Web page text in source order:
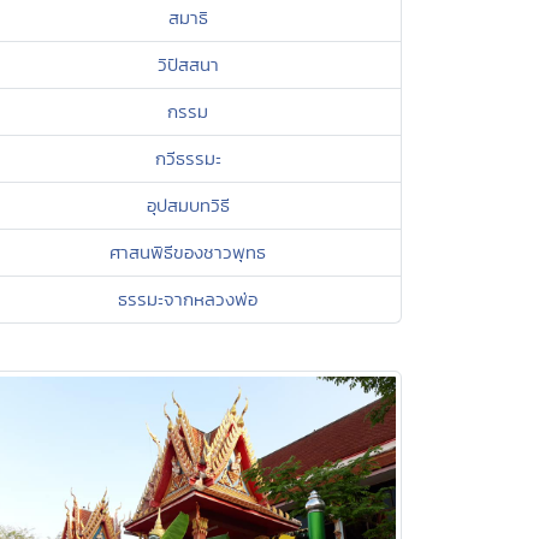
สมาธิ
วิปัสสนา
กรรม
กวีธรรมะ
อุปสมบทวิธี
ศาสนพิธีของชาวพุทธ
ธรรมะจากหลวงพ่อ